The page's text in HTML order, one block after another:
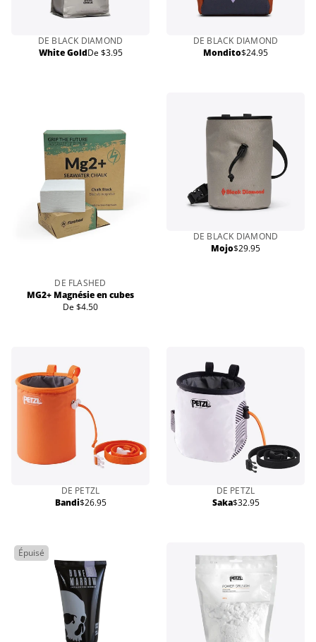
DE BLACK DIAMOND
White GoldPrix
De $3.95
DE BLACK DIAMOND
MonditoPrix
$24.95
DE FLASHED
MG2+ Magnésie en cubes
Prix
De $4.50
DE BLACK DIAMOND
MojoPrix
$29.95
DE PETZL
BandiPrix
$26.95
DE PETZL
SakaPrix
$32.95
Épuisé